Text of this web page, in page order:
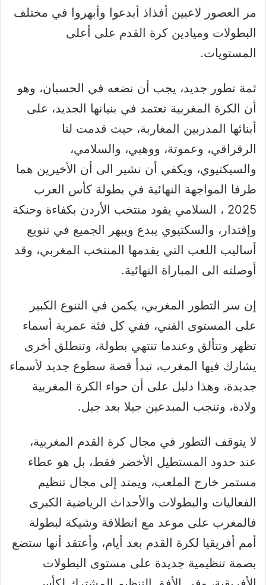
مر العصور لاعبين أفذاذ أبدعوا وأبهروا في مختلف
البطولات وميادين كرة القدم على أعلى
المستويات.
ثمة تطور جديد، يجب أن نضعه في الحسبان، وهو
أن الكرة المغربية تعتمد في بنيانها الجديد، على
أبنائها المدربين المغاربة، حيث قدمت لنا
الرقراقي، وعموتة، ووهبي، والسلامي،
والسيكتيوي، ويكفي أن نشير الى أن الأخيرين هما
طرفا المواجهة النهائية في بطولة كأس العرب
2025 ، السلامي يقود منتخب الأردن بكفاءة وحنكة
وإقتدار، والسكتيوي يبدع ويبهر الجميع في تنويع
أساليب اللعب التي يقدمها المنتخب المغربي، وقد
أوصلته الى المباراة النهائية.
إن سر التطور المغربي، يكمن في التنوع الكبير
على المستوى الفني، ففي كل فئة عمرية أسماء
تظهر وتتألق وعندما تنتهي بطولة، وتنطلق أخرى
يشارك فيها المغرب، تبدأ قصة سطوع جديد لأسماء
جديدة، وهذا دليل على أن حواء الكرة المغربية
ولادة، وتنجب المبدعين جيلا بعد جيل.
لا يتوقف التطور في مجال كرة القدم المغربية،
عند حدود المستطيل الأخضر فقط، بل هو عطاء
مستمر خارج الملعب، ويمتد إلى مجال تنظيم
الفعاليات والبطولات والأحداث الرياضية الكبرى
فالمغرب على موعد مع انطلاقة وشيكة لبطولة
أمم أفريقيا لكرة القدم بعد أيام، وأعتقد أنها ستضع
بصمة تنظيمية جديدة على مستوى البطولات